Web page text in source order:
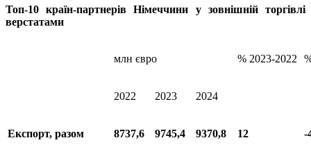
Топ-10 країн-партнерів Німеччини у зовнішній торгівлі
верстатами
млн євро % 2023-2022
2022 2023 2024
Експорт, разом 8737,6 9745,4 9370,8 12